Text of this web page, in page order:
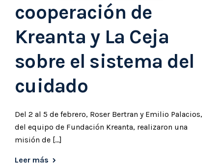
cooperación de
Kreanta y La Ceja
sobre el sistema del
cuidado
Del 2 al 5 de febrero, Roser Bertran y Emilio Palacios,
del equipo de Fundación Kreanta, realizaron una
misión de […]
Leer más